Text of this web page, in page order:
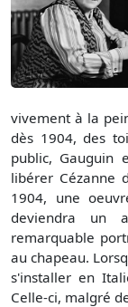
vivement à la
dès 1904, des
public, Gauguin
libérer Cézanne
1904, une
deviendra un
remarquable
au chapeau.
s'installer en
Celle-ci, malgré